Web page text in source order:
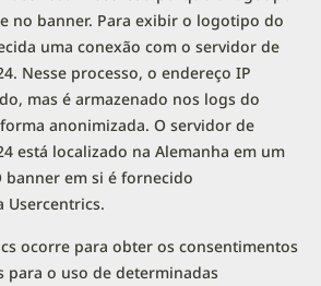
no banner. Para exibir o logotipo do
uma conexão com o servidor de
Nesse processo, o endereço IP
mas é armazenado nos logs do
anonimizada. O servidor de
está localizado na Alemanha em um
banner em si é fornecido
Usercentrics.
ocorre para obter os consentimentos
para o uso de determinadas